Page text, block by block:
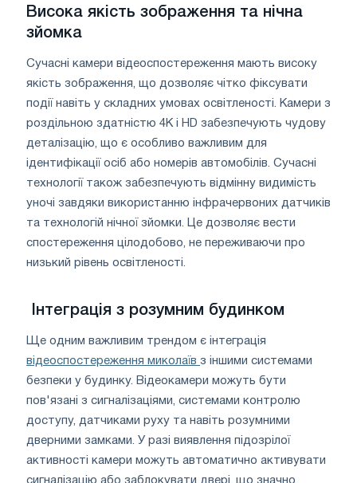
Висока якість зображення та нічна
зйомка
Сучасні камери відеоспостереження мають високу
якість зображення, що дозволяє чітко фіксувати
події навіть у складних умовах освітленості. Камери з
роздільною здатністю 4K і HD забезпечують чудову
деталізацію, що є особливо важливим для
ідентифікації осіб або номерів автомобілів. Сучасні
технології також забезпечують відмінну видимість
уночі завдяки використанню інфрачервоних датчиків
та технологій нічної зйомки. Це дозволяє вести
спостереження цілодобово, не переживаючи про
низький рівень освітленості.
Інтеграція з розумним будинком
Ще одним важливим трендом є інтеграція
відеоспостереження миколаїв з іншими системами
безпеки у будинку. Відеокамери можуть бути
пов'язані з сигналізаціями, системами контролю
доступу, датчиками руху та навіть розумними
дверними замками. У разі виявлення підозрілої
активності камери можуть автоматично активувати